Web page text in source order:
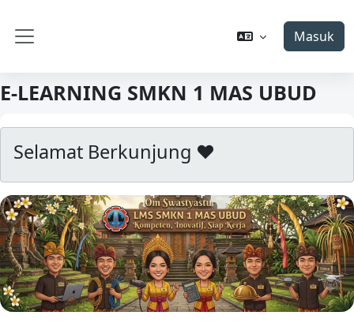
Masuk
E-LEARNING SMKN 1 MAS UBUD
Selamat Berkunjung ❤